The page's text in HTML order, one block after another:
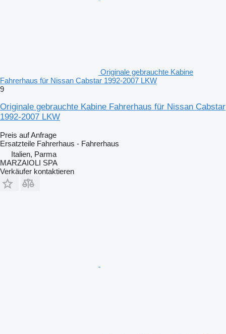
Originale gebrauchte Kabine
Fahrerhaus für Nissan Cabstar 1992-2007 LKW
9
Originale gebrauchte Kabine Fahrerhaus für Nissan Cabstar
1992-2007 LKW
Preis auf Anfrage
Ersatzteile Fahrerhaus - Fahrerhaus
Italien, Parma
MARZAIOLI SPA
Verkäufer kontaktieren